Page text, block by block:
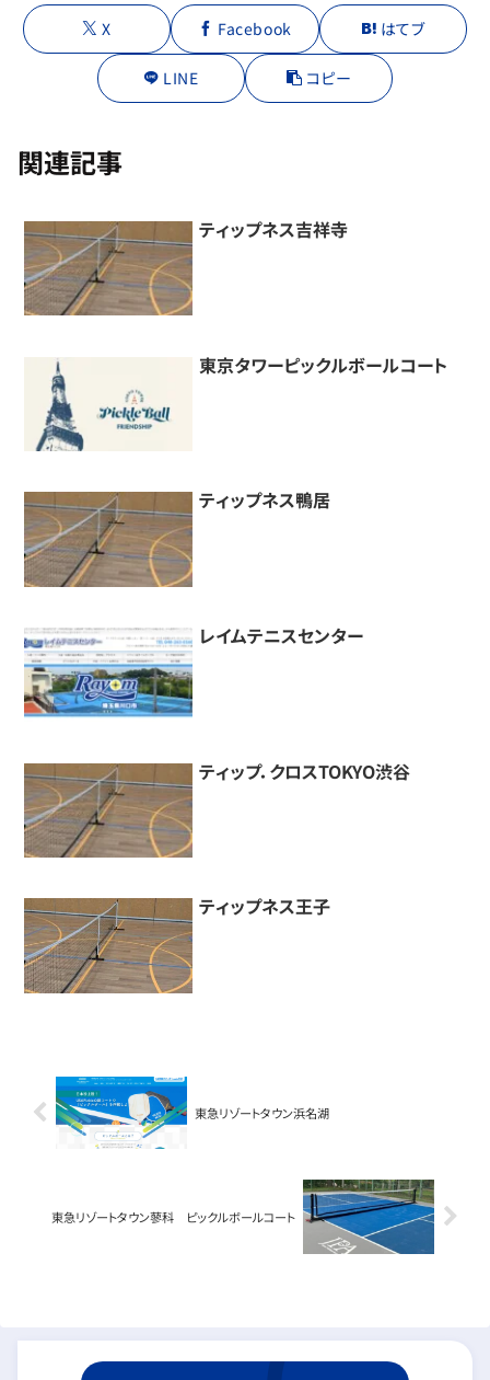
X Facebook はてブ
LINE コピー
関連記事
ティップネス吉祥寺
東京タワーピックルボールコート
ティップネス鴨居
レイムテニスセンター
ティップ．クロスTOKYO渋谷
ティップネス王子
東急リゾートタウン浜名湖
東急リゾートタウン蓼科 ピックルボールコート